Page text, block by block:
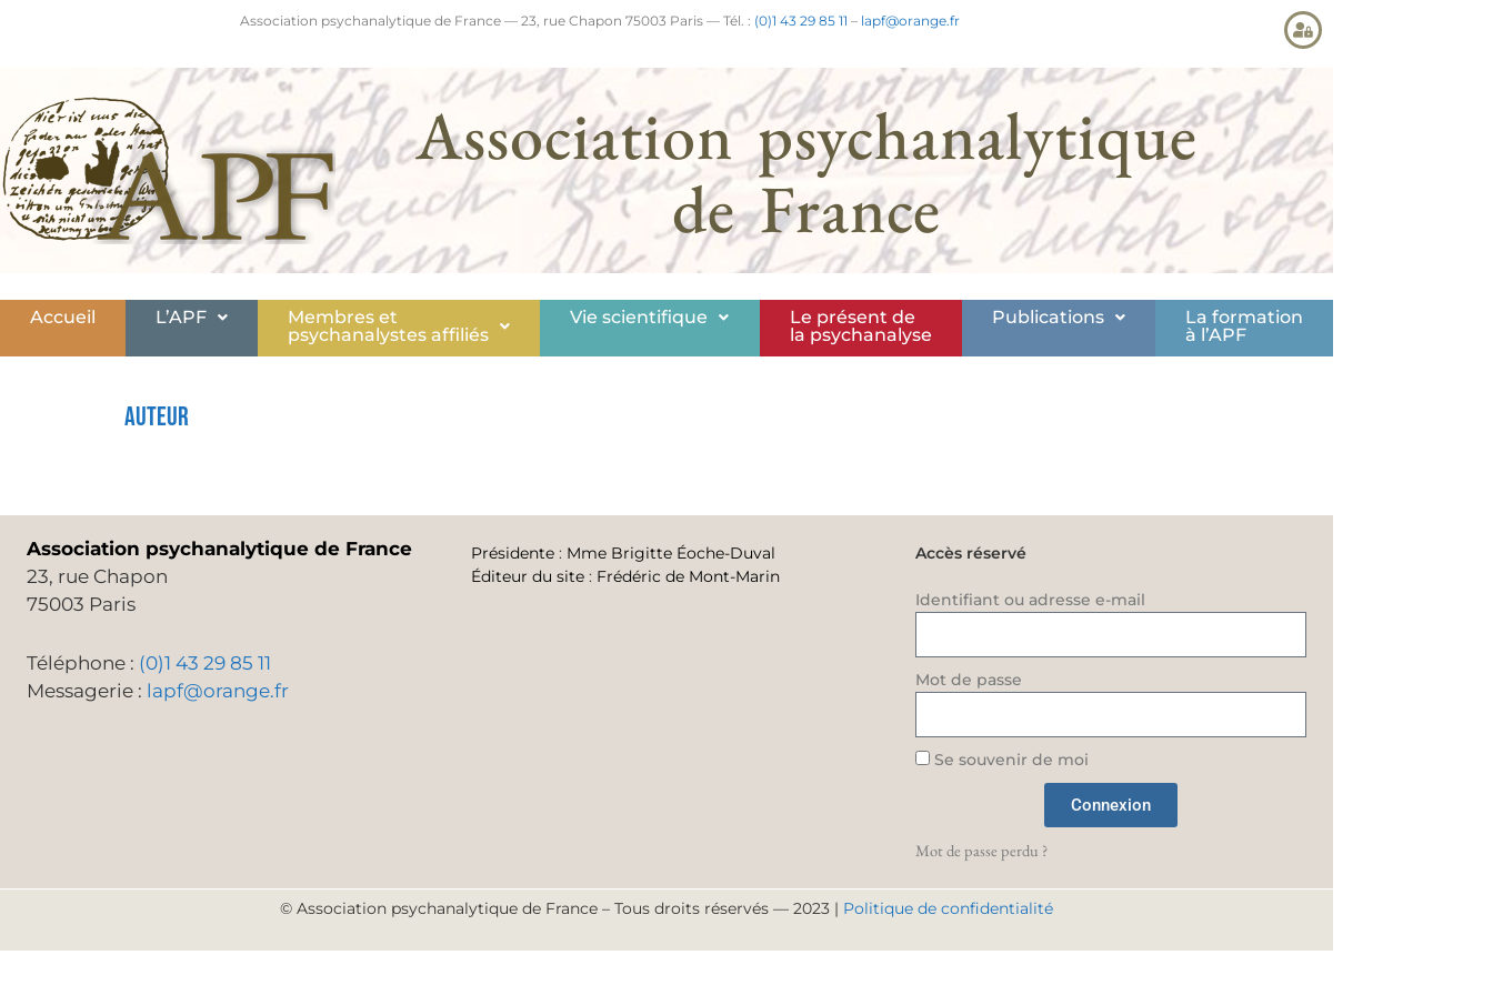
Association psychanalytique de France — 23, rue Chapon 75003 Paris — Tél. : (0)1 43 29 85 11 – lapf@orange.fr
Association psychanalytique
de France
Accueil L’APF
Membres et
psychanalystes affiliés
Vie scientifique
Le présent de
la psychanalyse
Publications
La formation
à l’APF
Auteur
Association psychanalytique de France
23, rue Chapon
75003 Paris
Téléphone : (0)1 43 29 85 11
Messagerie : lapf@orange.fr
Présidente: Mme Brigitte Éoche-Duval
Éditeur du site: Frédéric de Mont-Marin
Accès réservé
Identifiant ou adresse e-mail
Mot de passe
Se souvenir de moi
Connexion
Mot de passe perdu ?
© Association psychanalytique de France – Tous droits réservés — 2023 | Politique de confidentialité